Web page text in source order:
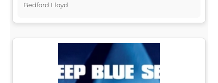
Bedford Lloyd